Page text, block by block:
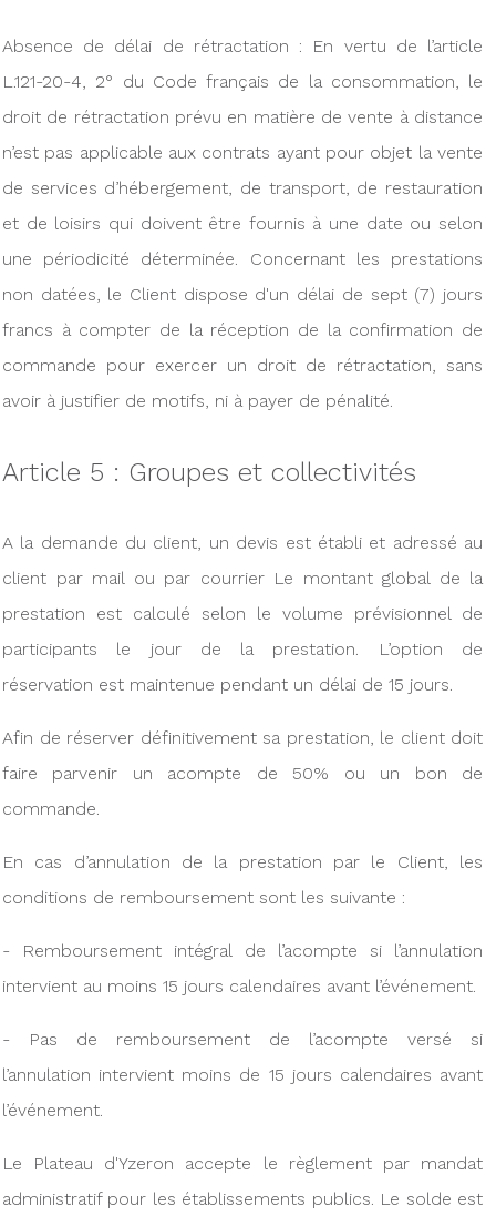
Absence de délai de rétractation : En vertu de l’article
L.121-20-4, 2° du Code français de la consommation, le
droit de rétractation prévu en matière de vente à distance
n’est pas applicable aux contrats ayant pour objet la vente
de services d’hébergement, de transport, de restauration
et de loisirs qui doivent être fournis à une date ou selon
une périodicité déterminée. Concernant les prestations
non datées, le Client dispose d'un délai de sept (7) jours
francs à compter de la réception de la confirmation de
commande pour exercer un droit de rétractation, sans
avoir à justifier de motifs, ni à payer de pénalité.
Article 5 : Groupes et collectivités
A la demande du client, un devis est établi et adressé au
client par mail ou par courrier Le montant global de la
prestation est calculé selon le volume prévisionnel de
participants le jour de la prestation. L’option de
réservation est maintenue pendant un délai de 15 jours.
Afin de réserver définitivement sa prestation, le client doit
faire parvenir un acompte de 50% ou un bon de
commande.
En cas d’annulation de la prestation par le Client, les
conditions de remboursement sont les suivante :
- Remboursement intégral de l’acompte si l’annulation
intervient au moins 15 jours calendaires avant l’événement.
- Pas de remboursement de l’acompte versé si
l’annulation intervient moins de 15 jours calendaires avant
l’événement.
Le Plateau d'Yzeron accepte le règlement par mandat
administratif pour les établissements publics. Le solde est